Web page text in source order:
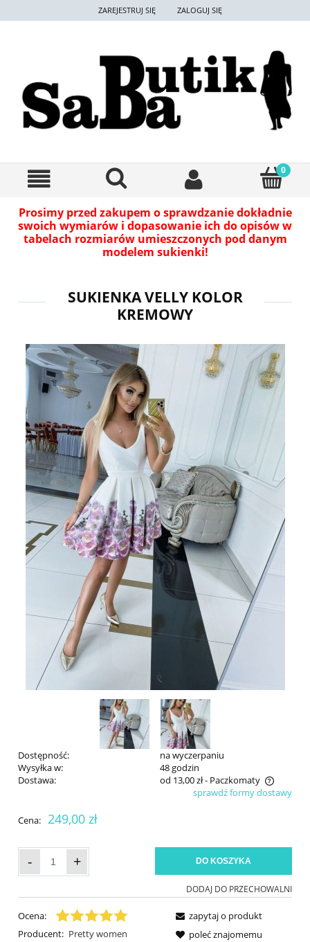
ZAREJESTRUJ SIĘ ZALOGUJ SIĘ
Prosimy przed zakupem o sprawdzanie dokładnie
swoich wymiarów i dopasowanie ich do opisów w
tabelach rozmiarów umieszczonych pod danym
modelem sukienki!
SUKIENKA VELLY KOLOR
KREMOWY
Dostępność:
na wyczerpaniu
Wysyłka w:
48 godzin
Dostawa:
od 13,00 zł- Paczkomaty
Cena nie zawiera ewentualnych kosztów płatnościsprawdź formy dostawy
Cena: 249,00 zł
- + DO KOSZYKA
DODAJ DO PRZECHOWALNI
Ocena:
Producent: Pretty women
zapytaj o produkt
poleć znajomemu